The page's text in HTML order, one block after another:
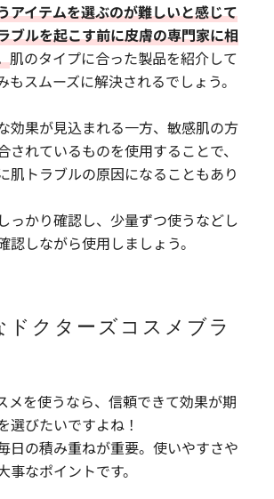
アイテムを選ぶのが難しいと感じて
ブルを起こす前に皮膚の専門家に相
肌のタイプに合った製品を紹介して
もスムーズに解決されるでしょう。
効果が見込まれる一方、敏感肌の方
されているものを使用することで、
肌トラブルの原因になることもあり
っかり確認し、少量ずつ使うなどし
認しながら使用しましょう。
ドクターズコスメブラ
メを使うなら、信頼できて効果が期
選びたいですよね！
日の積み重ねが重要。使いやすさや
事なポイントです。